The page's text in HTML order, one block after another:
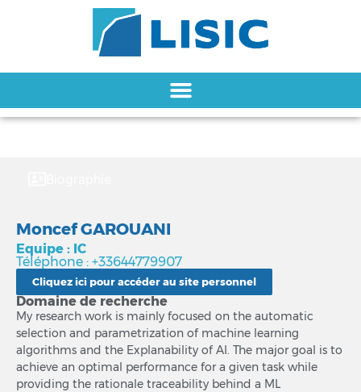
Moncef GAROUANI
Equipe : IC
Téléphone : +33644779907
Cliquez ici pour accéder au site personnel
Domaine de recherche
My research work is mainly focused on the automatic
selection and parametrization of machine learning
algorithms and the Explanability of AI. The major goal is to
achieve an optimal performance for a given task while
providing the rationale traceability behind a ML